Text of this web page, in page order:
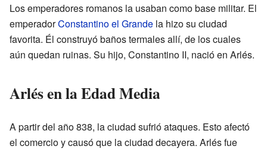
Los emperadores romanos la usaban como base militar. El
emperadorConstantino el Grande la hizo su ciudad
favorita. Él construyó baños termales allí, de los cuales
aún quedan ruinas. Su hijo, Constantino II, nació en Arlés.
Arlés en la Edad Media
A partir del año 838, la ciudad sufrió ataques. Esto afectó
el comercio y causó que la ciudad decayera. Arlés fue